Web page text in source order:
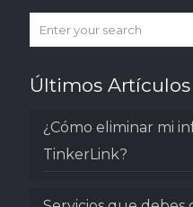
Últimos Artículos
¿Cómo eliminar mi
TinkerLink?